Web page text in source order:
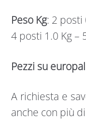
Peso Kg: 2 posti
4 posti 1.0 Kg –
Pezzi su
A richiesta e
anche con più